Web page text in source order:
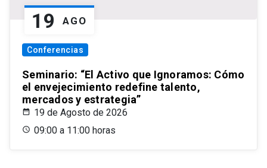
19 AGO
Conferencias
Seminario: “El Activo que Ignoramos: Cómo
el envejecimiento redefine talento,
mercados y estrategia”
19 de Agosto de 2026
09:00 a 11:00 horas